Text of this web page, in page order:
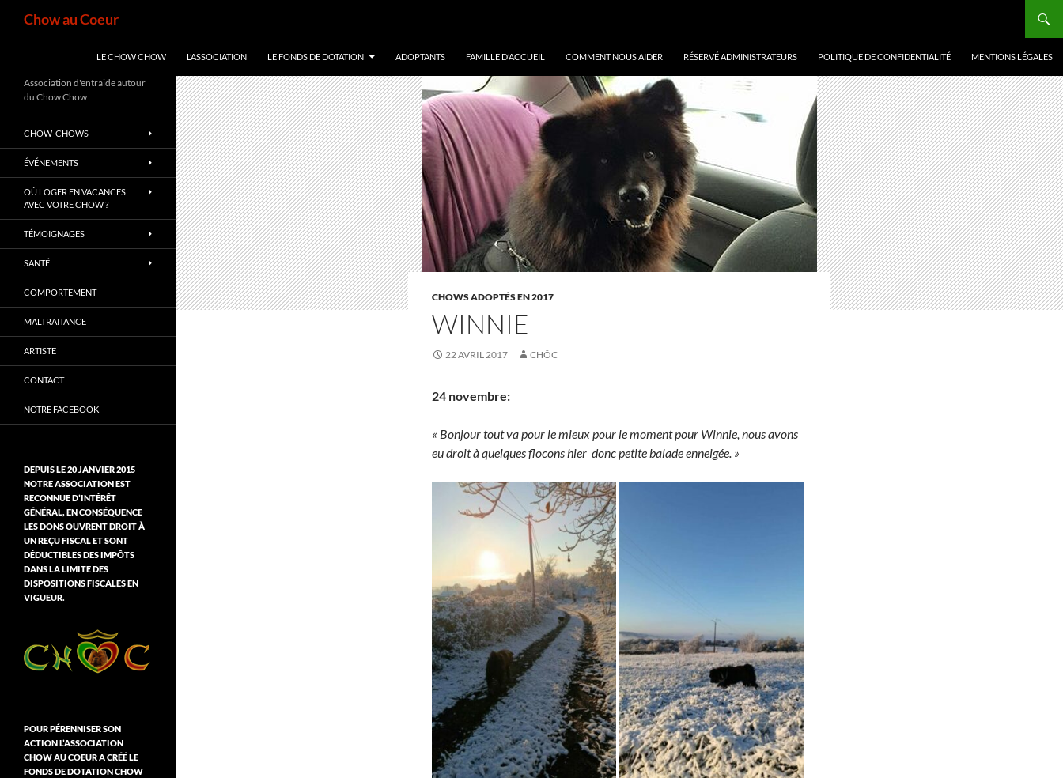
Chow au Coeur
LE CHOW CHOW L’ASSOCIATION LE FONDS DE DOTATION ADOPTANTS FAMILLE D’ACCUEIL COMMENT NOUS AIDER RÉSERVÉ ADMINISTRATEURS POLITIQUE DE CONFIDENTIALITÉ MENTIONS LÉGALES
CHOWS ADOPTÉS EN 2017
WINNIE
22 AVRIL 2017 CHÔC
24 novembre:
« Bonjour tout va pour le mieux pour le moment pour Winnie, nous avons
eu droit à quelques flocons hier donc petite balade enneigée. »
Association d'entraide autour
du Chow Chow
CHOW-CHOWS
ÉVÉNEMENTS
OÙ LOGER EN VACANCES
AVEC VOTRE CHOW ?
TÉMOIGNAGES
SANTÉ
COMPORTEMENT
MALTRAITANCE
ARTISTE
CONTACT
NOTRE FACEBOOK
DEPUIS LE 20 JANVIER 2015
NOTRE ASSOCIATION EST
RECONNUE D’INTÉRÊT
GÉNÉRAL, EN CONSÉQUENCE
LES DONS OUVRENT DROIT À
UN REÇU FISCAL ET SONT
DÉDUCTIBLES DES IMPÔTS
DANS LA LIMITE DES
DISPOSITIONS FISCALES EN
VIGUEUR.
POUR PÉRENNISER SON
ACTION L’ASSOCIATION
CHOW AU COEUR A CRÉÉ LE
FONDS DE DOTATION CHOW